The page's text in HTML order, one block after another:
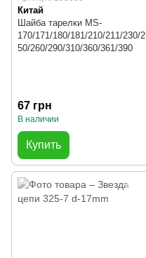
Китай
Шайба тарелки MS-
170/171/180/181/210/211/230/2
50/260/290/310/360/361/390
67 грн
В наличии
Купить